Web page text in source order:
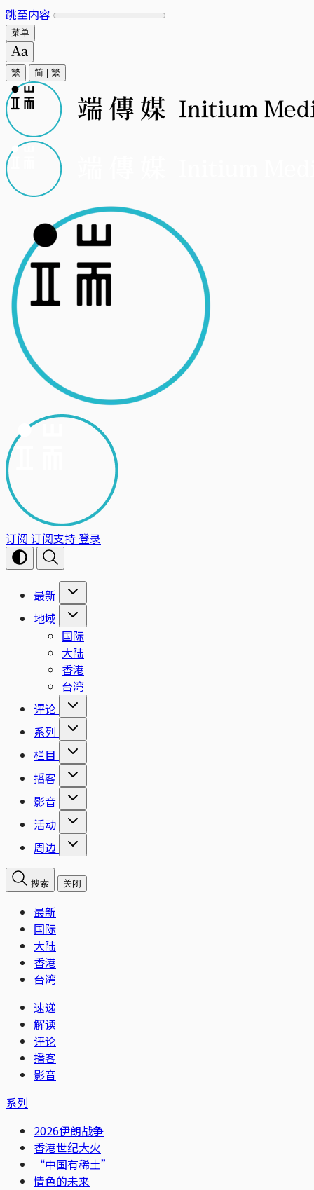
跳至内容
菜单
繁 简 繁
订阅 订阅支持登录
最新
地域
国际
大陆
香港
台湾
评论
系列
栏目
播客
影音
活动
周边
搜索 关闭
最新
国际
大陆
香港
台湾
速递
解读
评论
播客
影音
系列
2026伊朗战争
香港世纪大火
“中国有稀土”
情色的未来